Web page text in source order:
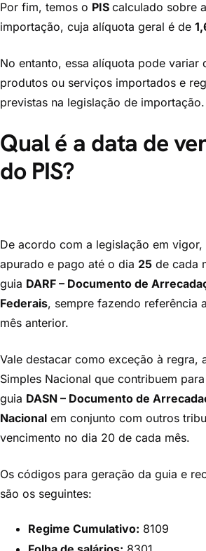
Por fim, temos o PIS calculado sobre
importação, cuja alíquota geral é de
No entanto, essa alíquota pode variar
produtos ou serviços importados e
previstas na legislação de importação.
Qual é a data de
do PIS?
De acordo com a legislação em vigor,
apurado e pago até o dia 25 de cada
guia DARF – Documento de
Federais, sempre fazendo referência
mês anterior.
Vale destacar como exceção à regra,
Simples Nacional que contribuem
guia DASN – Documento de
Nacional em conjunto com outros
vencimento no dia 20 de cada mês.
Os códigos para geração da guia e
são os seguintes:
Regime Cumulativo: 8109